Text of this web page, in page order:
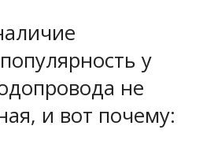
у
не
и вот почему: